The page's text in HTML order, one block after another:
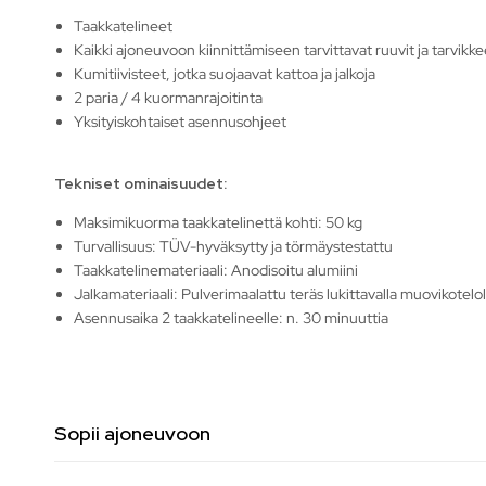
Taakkatelineet
Kaikki ajoneuvoon kiinnittämiseen tarvittavat ruuvit ja
Kumitiivisteet, jotka suojaavat kattoa ja jalkoja
2 paria / 4 kuormanrajoitinta
Yksityiskohtaiset asennusohjeet
Tekniset ominaisuudet:
Maksimikuorma taakkatelinettä kohti: 50 kg
Turvallisuus: TÜV-hyväksytty ja törmäystestattu
Taakkatelinemateriaali: Anodisoitu alumiini
Jalkamateriaali: Pulverimaalattu teräs lukittavalla
Asennusaika 2 taakkatelineelle: n. 30 minuuttia
Sopii ajoneuvoon